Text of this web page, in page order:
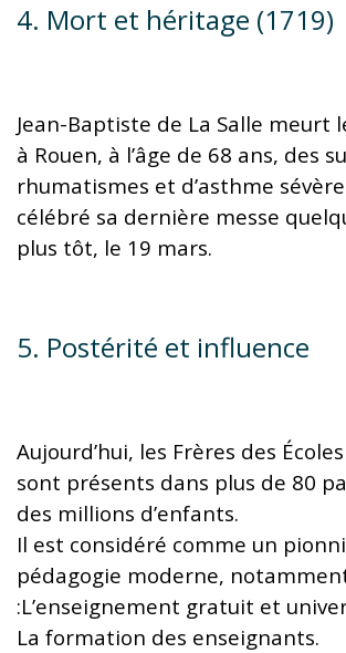
4. Mort et héritage (1719)
Jean-Baptiste de La Salle meurt
à Rouen, à l’âge de 68 ans, des
rhumatismes et d’asthme
célébré sa dernière messe
plus tôt, le 19 mars.
5. Postérité et influence
Aujourd’hui, les Frères des
sont présents dans plus de 80
des millions d’enfants.
Il est considéré comme un
pédagogie moderne,
:L’enseignement gratuit et
La formation des enseignants.